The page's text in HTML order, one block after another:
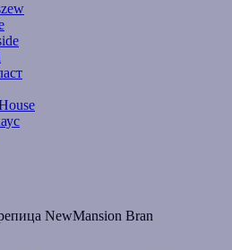
NewMansion Bran